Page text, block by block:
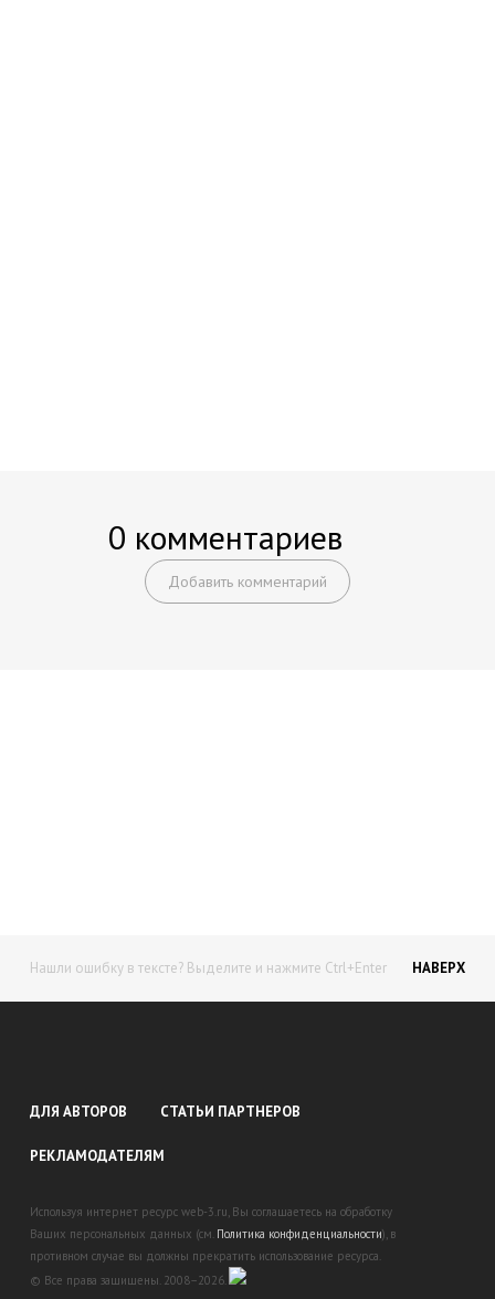
0 комментариев
Добавить комментарий
Нашли ошибку в тексте? Выделите и нажмите Ctrl+Enter НАВЕРХ
ДЛЯ АВТОРОВ СТАТЬИ ПАРТНЕРОВ
РЕКЛАМОДАТЕЛЯМ
Используя интернет ресурс web-3.ru, Вы соглашаетесь на обработку
Ваших персональных данных (см. Политика конфиденциальности), в
противном случае вы должны прекратить использование ресурса.
© Все права защищены. 2008–2026.